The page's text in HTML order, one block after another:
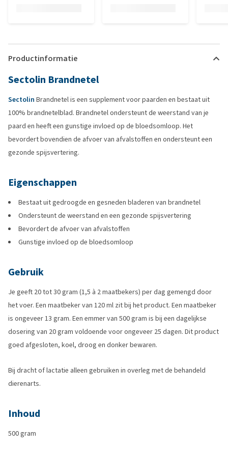
Productinformatie
Sectolin Brandnetel
Sectolin Brandnetel is een supplement voor paarden en bestaat uit
100% brandnetelblad. Brandnetel ondersteunt de weerstand van je
paard en heeft een gunstige invloed op de bloedsomloop. Het
bevordert bovendien de afvoer van afvalstoffen en ondersteunt een
gezonde spijsvertering.
Eigenschappen
Bestaat uit gedroogde en gesneden bladeren van brandnetel
Ondersteunt de weerstand en een gezonde spijsvertering
Bevordert de afvoer van afvalstoffen
Gunstige invloed op de bloedsomloop
Gebruik
Je geeft 20 tot 30 gram (1,5 à 2 maatbekers) per dag gemengd door
het voer. Een maatbeker van 120 ml zit bij het product. Een maatbeker
is ongeveer 13 gram. Een emmer van 500 gram is bij een dagelijkse
dosering van 20 gram voldoende voor ongeveer 25 dagen. Dit product
goed afgesloten, koel, droog en donker bewaren.
Bij dracht of lactatie alleen gebruiken in overleg met de behandeld
dierenarts.
Inhoud
500 gram